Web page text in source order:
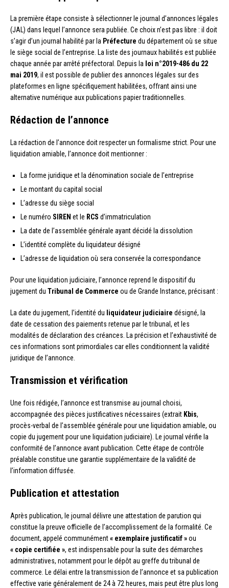
La première étape consiste à sélectionner le journal d’annonces légales
(JAL) dans lequel l’annonce sera publiée. Ce choix n’est pas libre : il doit
s’agir d’un journal habilité par la Préfecture du département où se situe
le siège social de l’entreprise. La liste des journaux habilités est publiée
chaque année par arrêté préfectoral. Depuis la loi n°2019-486 du 22
mai 2019, il est possible de publier des annonces légales sur des
plateformes en ligne spécifiquement habilitées, offrant ainsi une
alternative numérique aux publications papier traditionnelles.
Rédaction de l’annonce
La rédaction de l’annonce doit respecter un formalisme strict. Pour une
liquidation amiable, l’annonce doit mentionner :
La forme juridique et la dénomination sociale de l’entreprise
Le montant du capital social
L’adresse du siège social
Le numéro SIREN et le RCS d’immatriculation
La date de l’assemblée générale ayant décidé la dissolution
L’identité complète du liquidateur désigné
L’adresse de liquidation où sera conservée la correspondance
Pour une liquidation judiciaire, l’annonce reprend le dispositif du
jugement du Tribunal de Commerce ou de Grande Instance, précisant :
La date du jugement, l’identité du liquidateur judiciaire désigné, la
date de cessation des paiements retenue par le tribunal, et les
modalités de déclaration des créances. La précision et l’exhaustivité de
ces informations sont primordiales car elles conditionnent la validité
juridique de l’annonce.
Transmission et vérification
Une fois rédigée, l’annonce est transmise au journal choisi,
accompagnée des pièces justificatives nécessaires (extrait Kbis,
procès-verbal de l’assemblée générale pour une liquidation amiable, ou
copie du jugement pour une liquidation judiciaire). Le journal vérifie la
conformité de l’annonce avant publication. Cette étape de contrôle
préalable constitue une garantie supplémentaire de la validité de
l’information diffusée.
Publication et attestation
Après publication, le journal délivre une attestation de parution qui
constitue la preuve officielle de l’accomplissement de la formalité. Ce
document, appelé communément« exemplaire justificatif »ou
« copie certifiée », est indispensable pour la suite des démarches
administratives, notamment pour le dépôt au greffe du tribunal de
commerce. Le délai entre la transmission de l’annonce et sa publication
effective varie généralement de 24 à 72 heures, mais peut être plus long